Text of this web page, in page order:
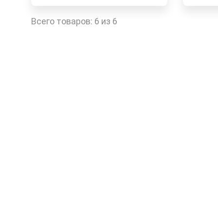
Быстрый заказ
Всего товаров: 6 из 6